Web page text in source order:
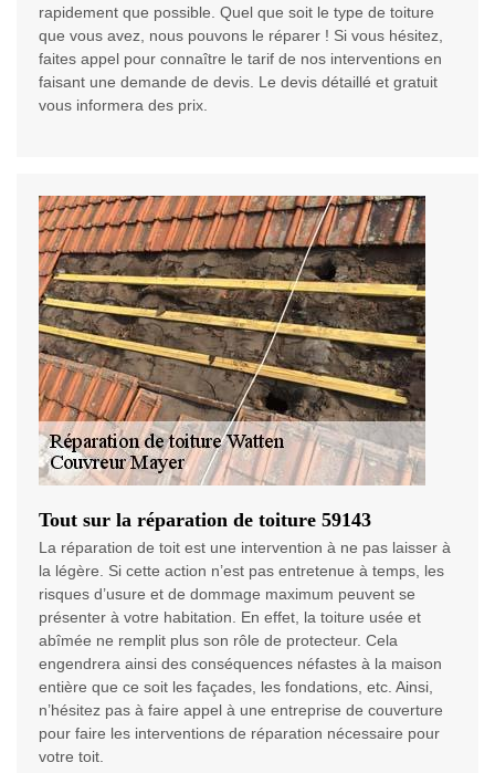
rapidement que possible. Quel que soit le type de toiture
que vous avez, nous pouvons le réparer ! Si vous hésitez,
faites appel pour connaître le tarif de nos interventions en
faisant une demande de devis. Le devis détaillé et gratuit
vous informera des prix.
Tout sur la réparation de toiture 59143
La réparation de toit est une intervention à ne pas laisser à
la légère. Si cette action n’est pas entretenue à temps, les
risques d’usure et de dommage maximum peuvent se
présenter à votre habitation. En effet, la toiture usée et
abîmée ne remplit plus son rôle de protecteur. Cela
engendrera ainsi des conséquences néfastes à la maison
entière que ce soit les façades, les fondations, etc. Ainsi,
n’hésitez pas à faire appel à une entreprise de couverture
pour faire les interventions de réparation nécessaire pour
votre toit.